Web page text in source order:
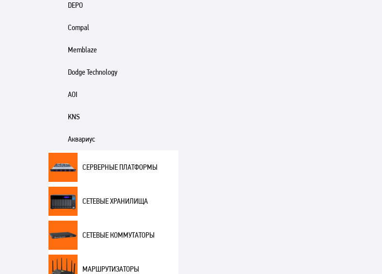
DEPO
Compal
Memblaze
Dodge Technology
AOI
KNS
Аквариус
СЕРВЕРНЫЕ ПЛАТФОРМЫ
СЕТЕВЫЕ ХРАНИЛИЩА
СЕТЕВЫЕ КОММУТАТОРЫ
МАРШРУТИЗАТОРЫ